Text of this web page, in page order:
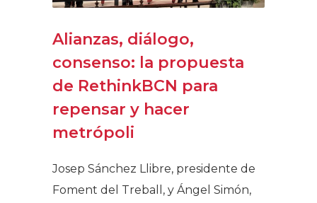
Alianzas, diálogo,
consenso: la propuesta
de RethinkBCN para
repensar y hacer
metrópoli
Josep Sánchez Llibre, presidente de
Foment del Treball, y Ángel Simón,